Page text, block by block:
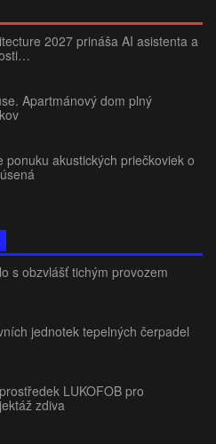
2027 prináša AI asistenta a
Apartmánový dom plný
ponuku akustických priečkoviek o
s obzvlášť tichým provozem
jednotek tepelných čerpadel
LUKOFOB pro
zdiva